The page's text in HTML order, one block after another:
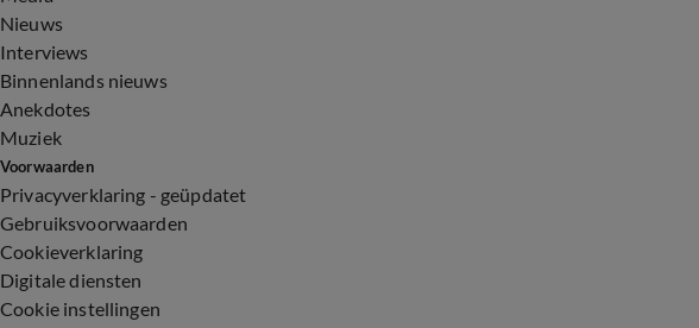
Nieuws
Interviews
Binnenlands nieuws
Anekdotes
Muziek
Voorwaarden
Privacyverklaring - geüpdatet
Gebruiksvoorwaarden
Cookieverklaring
Digitale diensten
Cookie instellingen